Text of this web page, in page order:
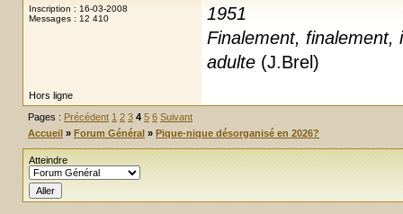
Inscription : 16-03-2008
Messages : 12 410
1951
Finalement, finalement,
adulte (J.Brel)
Hors ligne
Pages : Précédent 1 2 3 4 5 6 Suivant
Accueil » Forum Général » Pique-nique désorganisé en 2026?
Atteindre